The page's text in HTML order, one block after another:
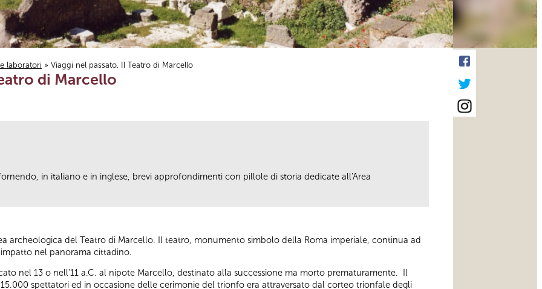
laboratori » Viaggi nel passato. Il Teatro di Marcello
di Marcello
in italiano e in inglese, brevi approfondimenti con pillole di storia dedicate all'Area
archeologica del Teatro di Marcello. Il teatro, monumento simbolo della Roma imperiale, continua ad
nel panorama cittadino.
nel 13 o nell’11 a.C. al nipote Marcello, destinato alla successione ma morto prematuramente. Il
spettatori ed in occasione delle cerimonie del trionfo era attraversato dal corteo trionfale degli